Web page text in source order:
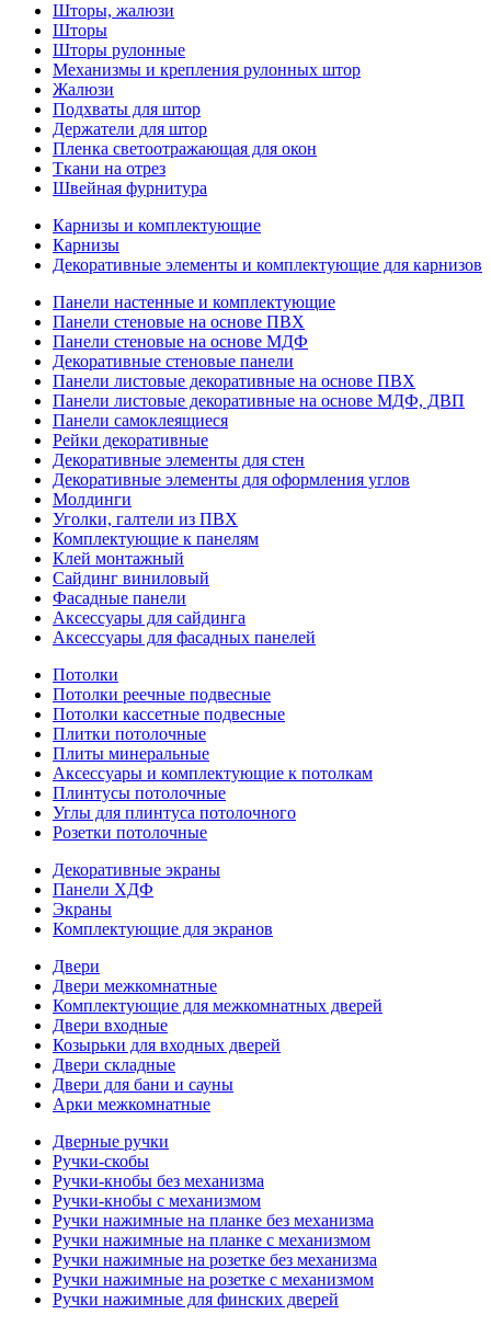
Шторы, жалюзи
Шторы
Шторы рулонные
Механизмы и крепления рулонных штор
Жалюзи
Подхваты для штор
Держатели для штор
Пленка светоотражающая для окон
Ткани на отрез
Швейная фурнитура
Карнизы и комплектующие
Карнизы
Декоративные элементы и комплектующие для карнизов
Панели настенные и комплектующие
Панели стеновые на основе ПВХ
Панели стеновые на основе МДФ
Декоративные стеновые панели
Панели листовые декоративные на основе ПВХ
Панели листовые декоративные на основе МДФ, ДВП
Панели самоклеящиеся
Рейки декоративные
Декоративные элементы для стен
Декоративные элементы для оформления углов
Молдинги
Уголки, галтели из ПВХ
Комплектующие к панелям
Клей монтажный
Сайдинг виниловый
Фасадные панели
Аксессуары для сайдинга
Аксессуары для фасадных панелей
Потолки
Потолки реечные подвесные
Потолки кассетные подвесные
Плитки потолочные
Плиты минеральные
Аксессуары и комплектующие к потолкам
Плинтусы потолочные
Углы для плинтуса потолочного
Розетки потолочные
Декоративные экраны
Панели ХДФ
Экраны
Комплектующие для экранов
Двери
Двери межкомнатные
Комплектующие для межкомнатных дверей
Двери входные
Козырьки для входных дверей
Двери складные
Двери для бани и сауны
Арки межкомнатные
Дверные ручки
Ручки-скобы
Ручки-кнобы без механизма
Ручки-кнобы с механизмом
Ручки нажимные на планке без механизма
Ручки нажимные на планке с механизмом
Ручки нажимные на розетке без механизма
Ручки нажимные на розетке с механизмом
Ручки нажимные для финских дверей